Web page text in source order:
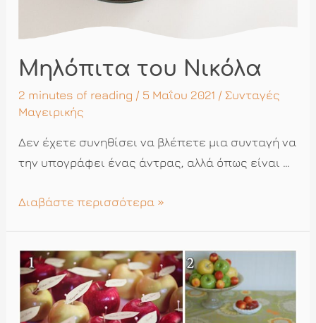
Μηλόπιτα του Νικόλα
2 minutes of reading / 5 Μαΐου 2021 /Συνταγές
Μαγειρικής
Δεν έχετε συνηθίσει να βλέπετε μια συνταγή να
την υπογράφει ένας άντρας, αλλά όπως είναι …
Μηλόπιτα
Διαβάστε περισσότερα »